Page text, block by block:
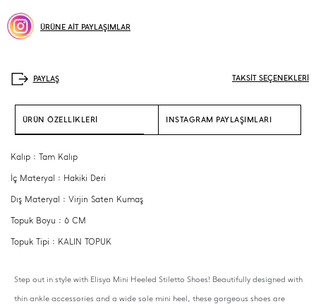
ÜRÜNE AİT PAYLAŞIMLAR
TAKSİT SEÇENEKLERİ
ÜRÜN ÖZELLİKLERİ INSTAGRAM PAYLAŞIMLARI
Kalıp : Tam Kalıp
İç Materyal : Hakiki Deri
Dış Materyal : Virjin Saten Kumaş
Topuk Boyu : 6 CM
Topuk Tipi : KALIN TOPUK
Step out in style with Elisya Mini Heeled Stiletto Shoes! Beautifully designed with
thin ankle accessories and a wide sole mini heel, these gorgeous shoes are